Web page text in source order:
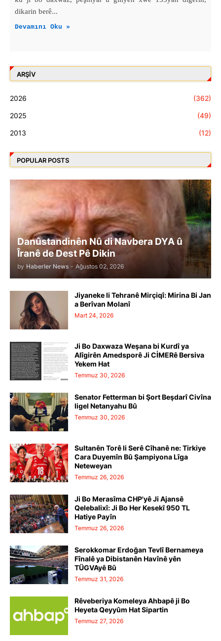
dikarin berê...
Devamını Oku »
ARŞIV
2026 (362)
2025 (49)
2013 (12)
POPULAR POSTS
Danûstandinên Nû di Navbera DYA û
Îranê de Dest Pê Dikin
by Haberler News - Ağustos 02, 2026
Jiyaneke li Tehranê Mirçiqî: Mirina Bi Jan
a Berîvan Molanî
Mart 24, 2026
Ji Bo Daxwaza Weşana bi Kurdî ya
Alîgirên Amedsporê Ji CİMERê Bersiva
Yekem Hat
Temmuz 30, 2026
Senator Fetterman bi Şort Beşdarî Civîna
ligel Netanyahu Bû
Temmuz 30, 2026
Sultanên Torê li Serê Cîhanê ne: Tirkiye
Cara Duyemîn Bû Şampiyona Lîga
Neteweyan
Temmuz 26, 2026
Ji Bo Merasîma CHP'yê Ji Ajansê
Qelebalixî: Ji Bo Her Kesekî 950 TL
Hatiye Payîn
Temmuz 26, 2026
Serokkomar Erdoğan Tevlî Bernameya
Fînalê ya Dibistanên Havînê yên
TÜGVAyê Bû
Temmuz 31, 2026
Rêveberiya Komeleya Ahbapê ji Bo
Heyeta Qeyyûm Hat Sipartin
Temmuz 27, 2026